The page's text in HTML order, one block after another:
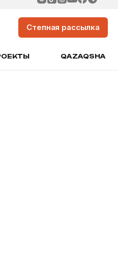
Степная рассылка
QAZAQSHA